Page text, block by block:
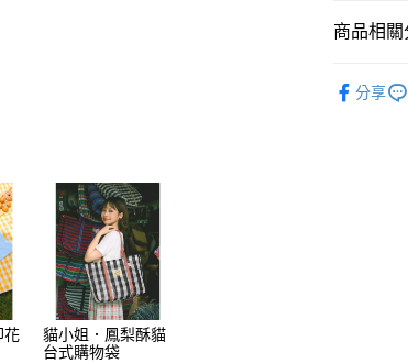
每筆
每筆
商品相關
分享
花
貓小姐．鳳梨酥貓
台式購物袋